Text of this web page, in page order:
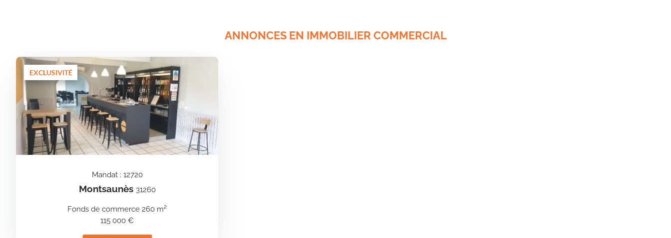
ANNONCES EN IMMOBILIER COMMERCIAL
EXCLUSIVITÉ
Mandat : 12720
Montsaunès 31260
Fonds de commerce 260 m²
115 000 €